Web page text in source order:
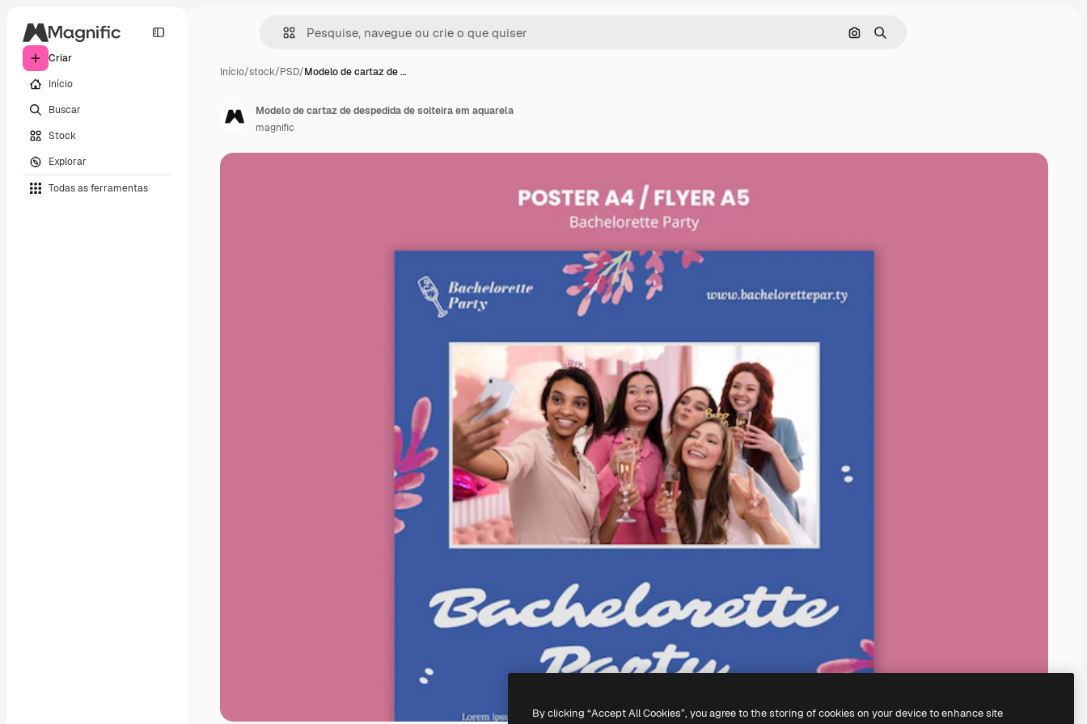
Criar
Início
Buscar
Stock
Explorar
Todas as ferramentas
Pesquisar por imagem
Buscar
Início/stock/PSD/Modelo de cartaz de …
Modelo de cartaz de despedida de solteira em aquarela
magnific
By clicking “Accept All Cookies”, you agree to the storing of cookies on your device to enhance site